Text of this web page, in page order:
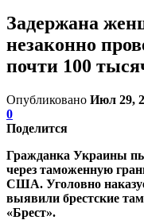
Задержана
незаконно
почти 100
Опубликовано Июл 29,
0
Поделится
Гражданка Украины
через таможенную
США. Уголовно
выявили брестские
«Брест».